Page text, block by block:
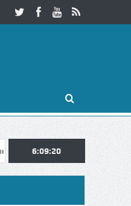
Esposende. Galaicofolia
6:09:21